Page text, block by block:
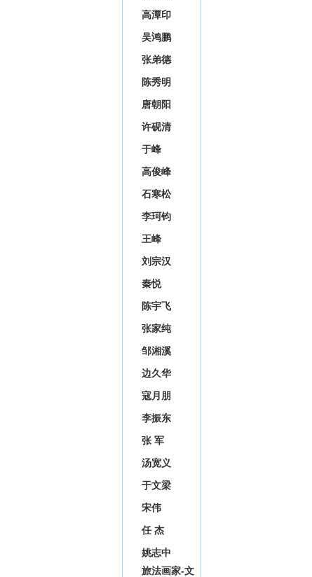
高潭印
吴鸿鹏
张弟德
陈秀明
唐朝阳
许砚清
于峰
高俊峰
石寒松
李珂钧
王峰
刘宗汉
秦悦
陈宇飞
张家纯
邹湘溪
边久华
寇月朋
李振东
张 军
汤宽义
于文梁
宋伟
任 杰
姚志中
旅法画家-文